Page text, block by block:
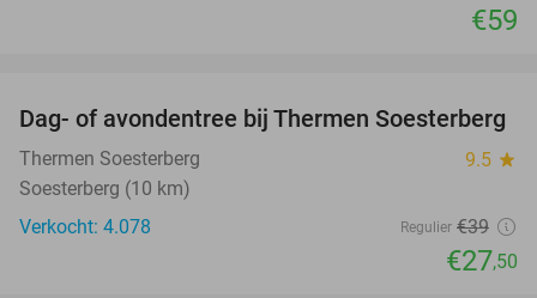
€59
29%
Dag- of avondentree bij Thermen Soesterberg
Thermen Soesterberg 9.5 star
Soesterberg (10 km)
Verkocht: 4.078
Regulier €39
€27,50